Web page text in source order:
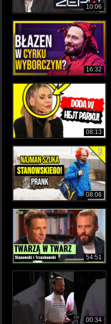
10:06
16:32
08:13
08:06
54:51
00:34